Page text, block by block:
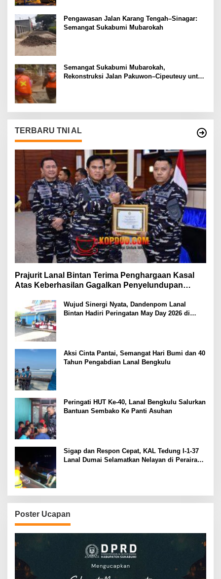
Pengawasan Jalan Karang Tengah–Sinagar:
Semangat Sukabumi Mubarokah
Semangat Sukabumi Mubarokah,
Rekonstruksi Jalan Pakuwon–Cipeuteuy untuk
TERBARU TNI AL
Prajurit Lanal Bintan Terima Penghargaan Kasal
Atas Keberhasilan Gagalkan Penyelundupan
Wujud Sinergi Nyata, Dandenpom Lanal
Bintan Hadiri Peringatan May Day 2026 di
Aksi Cinta Pantai, Semangat Hari Bumi dan 40
Tahun Pengabdian Lanal Bengkulu
Peringati HUT Ke-40, Lanal Bengkulu Salurkan
Bantuan Sembako Ke Panti Asuhan
Sigap dan Respon Cepat, KAL Tedung I-1-37
Lanal Dumai Selamatkan Nelayan di Perairan
Poster Ucapan